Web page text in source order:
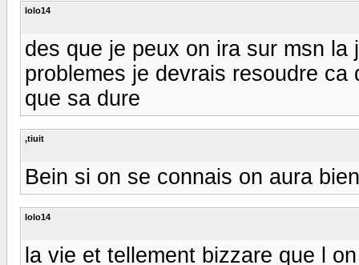
lolo14
des que je peux on ira sur msn
problemes je devrais resoudre
que sa dure
,tiuit
Bein si on se connais on aura
lolo14
la vie et tellement bizzare que l